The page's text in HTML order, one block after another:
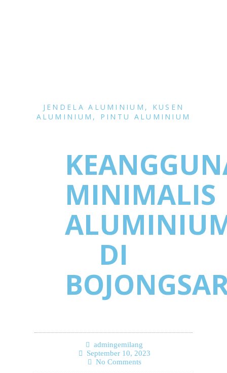
JENDELA ALUMINIUM , KUSEN
ALUMINIUM , PINTU ALUMINIUM
MINIMALIS
DI
admingemilang
September 10, 2023
No Comments